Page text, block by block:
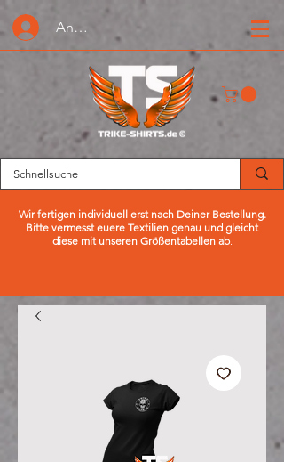
Anmelden oder Registrieren
Wir fertigen individuell erst nach Deiner Bestellung.
Bitte vermesst euere Textilien genau und gleicht
diese mit unseren Größentabellen ab.